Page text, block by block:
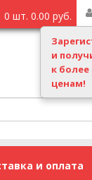
0 шт. 0.00 руб.
и оплата
и
к
ценам!